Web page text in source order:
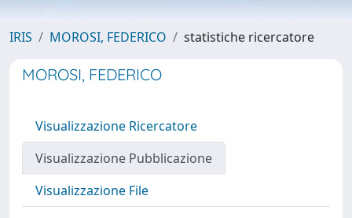
IRIS MOROSI, FEDERICO statistiche ricercatore
MOROSI, FEDERICO
Visualizzazione Ricercatore
Visualizzazione Pubblicazione
Visualizzazione File